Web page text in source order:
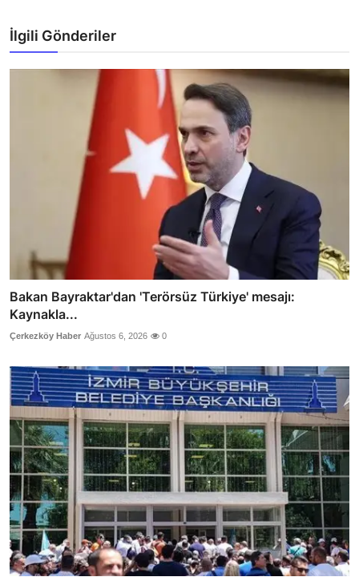
İlgili Gönderiler
Bakan Bayraktar'dan 'Terörsüz Türkiye' mesajı:
Kaynakla...
Çerkezköy Haber Ağustos 6, 2026 0